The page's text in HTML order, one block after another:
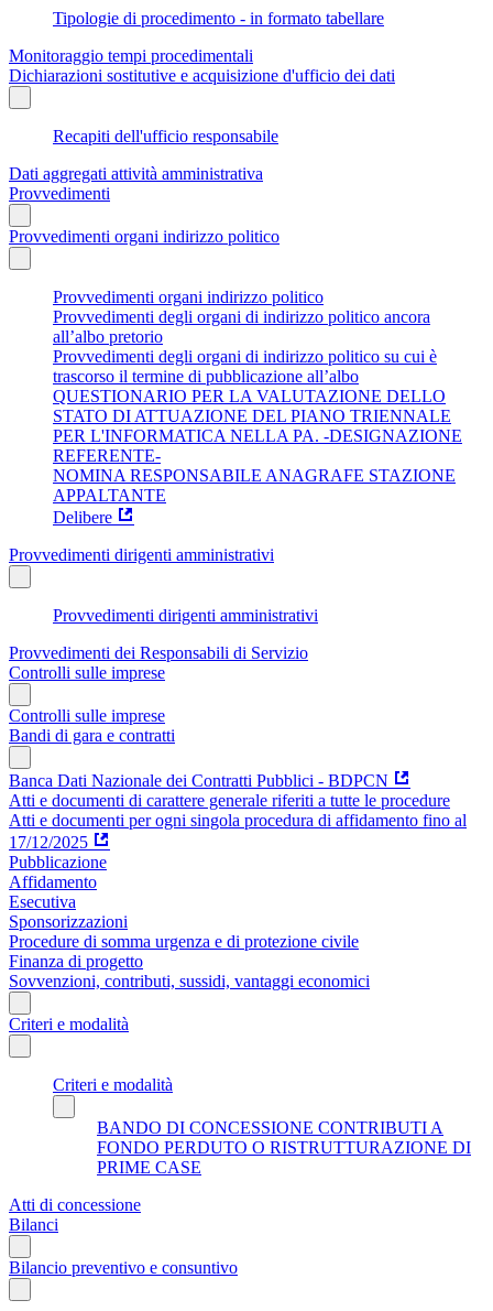
Tipologie di procedimento - in formato tabellare
Monitoraggio tempi procedimentali
Dichiarazioni sostitutive e acquisizione d'ufficio dei dati
Recapiti dell'ufficio responsabile
Dati aggregati attività amministrativa
Provvedimenti
Provvedimenti organi indirizzo politico
Provvedimenti organi indirizzo politico
Provvedimenti degli organi di indirizzo politico ancora
all’albo pretorio
Provvedimenti degli organi di indirizzo politico su cui è
trascorso il termine di pubblicazione all’albo
QUESTIONARIO PER LA VALUTAZIONE DELLO
STATO DI ATTUAZIONE DEL PIANO TRIENNALE
PER L'INFORMATICA NELLA PA. -DESIGNAZIONE
REFERENTE-
NOMINA RESPONSABILE ANAGRAFE STAZIONE
APPALTANTE
Delibere
Provvedimenti dirigenti amministrativi
Provvedimenti dirigenti amministrativi
Provvedimenti dei Responsabili di Servizio
Controlli sulle imprese
Controlli sulle imprese
Bandi di gara e contratti
Banca Dati Nazionale dei Contratti Pubblici - BDPCN
Atti e documenti di carattere generale riferiti a tutte le procedure
Atti e documenti per ogni singola procedura di affidamento fino al
17/12/2025
Pubblicazione
Affidamento
Esecutiva
Sponsorizzazioni
Procedure di somma urgenza e di protezione civile
Finanza di progetto
Sovvenzioni, contributi, sussidi, vantaggi economici
Criteri e modalità
Criteri e modalità
BANDO DI CONCESSIONE CONTRIBUTI A
FONDO PERDUTO O RISTRUTTURAZIONE DI
PRIME CASE
Atti di concessione
Bilanci
Bilancio preventivo e consuntivo